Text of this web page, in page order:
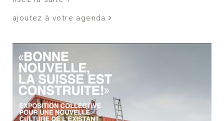
ajoutez à votre agenda